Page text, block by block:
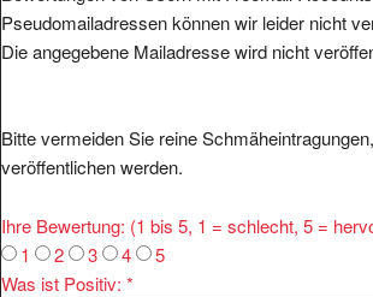
Pseudomailadressen können wir leider nicht
Die angegebene Mailadresse wird nicht
Bitte vermeiden Sie reine
veröffentlichen werden.
Ihre Bewertung: (1 bis 5, 1 = schlecht, 5 =
1
2 3 4
5
Was ist Positiv: *